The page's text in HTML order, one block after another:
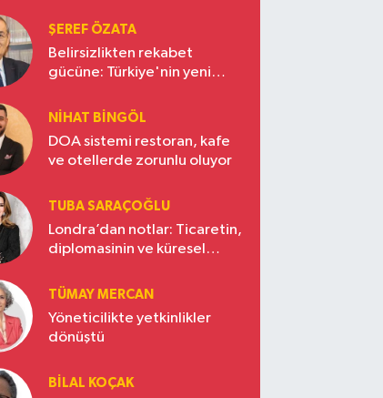
ŞEREF ÖZATA
Belirsizlikten rekabet
gücüne: Türkiye'nin yeni
NIHAT BINGÖL
DOA sistemi restoran, kafe
ve otellerde zorunlu oluyor
TUBA SARAÇOĞLU
Londra’dan notlar: Ticaretin,
diplomasinin ve küresel
Türkiye’nin yükselen gücü
TÜMAY MERCAN
Yöneticilikte yetkinlikler
dönüştü
BILAL KOÇAK